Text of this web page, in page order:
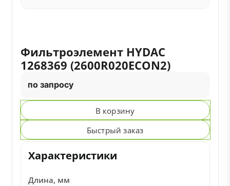
Фильтроэлемент HYDAC
1268369 (2600R020ECON2)
по запросу
В корзину
Быстрый заказ
Характеристики
Длина, мм